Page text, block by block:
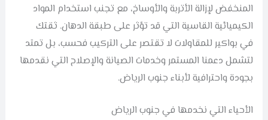
المنخفض لإزالة الأتربة والأوساخ، مع تجنب استخدام المواد
الكيميائية القاسية التي قد تؤثر على طبقة الدهان. ثقتك
في بواكير للمقاولات لا تقتصر على التركيب فحسب، بل تمتد
لتشمل دعمنا المستمر وخدمات الصيانة والإصلاح التي نقدمها
بجودة واحترافية لأبناء جنوب الرياض.
الأحياء التي نخدمها في جنوب الرياض